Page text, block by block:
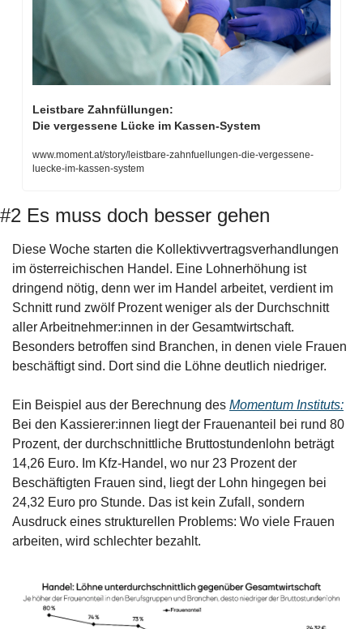
Leistbare Zahnfüllungen:
Die vergessene Lücke im Kassen-System
www.moment.at/story/leistbare-zahnfuellungen-die-vergessene-
luecke-im-kassen-system
#2 Es muss doch besser gehen
Diese Woche starten die Kollektivvertragsverhandlungen
im österreichischen Handel. Eine Lohnerhöhung ist
dringend nötig, denn wer im Handel arbeitet, verdient im
Schnitt rund zwölf Prozent weniger als der Durchschnitt
aller Arbeitnehmer:innen in der Gesamtwirtschaft.
Besonders betroffen sind Branchen, in denen viele Frauen
beschäftigt sind. Dort sind die Löhne deutlich niedriger.
Ein Beispiel aus der Berechnung des Momentum Instituts:
Bei den Kassierer:innen liegt der Frauenanteil bei rund 80
Prozent, der durchschnittliche Bruttostundenlohn beträgt
14,26 Euro. Im Kfz-Handel, wo nur 23 Prozent der
Beschäftigten Frauen sind, liegt der Lohn hingegen bei
24,32 Euro pro Stunde. Das ist kein Zufall, sondern
Ausdruck eines strukturellen Problems: Wo viele Frauen
arbeiten, wird schlechter bezahlt.